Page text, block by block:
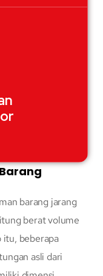
barang jarang
berat volume
itu, beberapa
asli dari